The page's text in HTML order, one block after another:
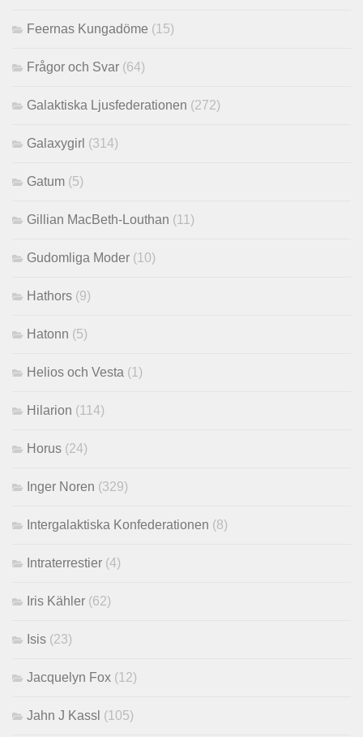
Feernas Kungadöme (15)
Frågor och Svar (64)
Galaktiska Ljusfederationen (272)
Galaxygirl (314)
Gatum (5)
Gillian MacBeth-Louthan (11)
Gudomliga Moder (10)
Hathors (9)
Hatonn (5)
Helios och Vesta (1)
Hilarion (114)
Horus (24)
Inger Noren (329)
Intergalaktiska Konfederationen (8)
Intraterrestier (4)
Iris Kähler (62)
Isis (23)
Jacquelyn Fox (12)
Jahn J Kassl (105)